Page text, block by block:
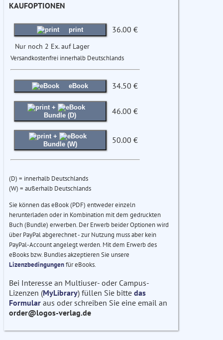
KAUFOPTIONEN
print 36.00 €
Nur noch 2 Ex. auf Lager
Versandkostenfrei innerhalb Deutschlands
eBook 34.50 €
+
Bundle (D)
46.00 €
+
Bundle (W)
50.00 €
(D) = innerhalb Deutschlands
(W) = außerhalb Deutschlands
Sie können das eBook (PDF) entweder einzeln
herunterladen oder in Kombination mit dem gedruckten
Buch (Bundle) erwerben. Der Erwerb beider Optionen wird
über PayPal abgerechnet - zur Nutzung muss aber kein
PayPal-Account angelegt werden. Mit dem Erwerb des
eBooks bzw. Bundles akzeptieren Sie unsere
Lizenzbedingungenfür eBooks.
Bei Interesse an Multiuser- oder Campus-
Lizenzen (MyLibrary) füllen Sie bitte das
Formular aus oder schreiben Sie eine email an
order@logos-verlag.de